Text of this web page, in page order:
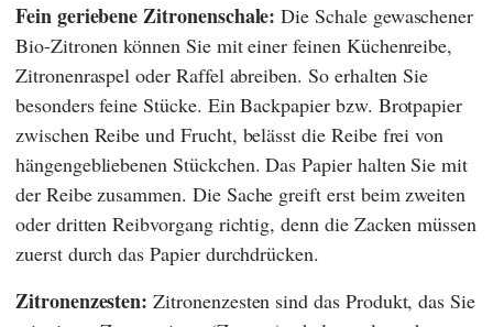
Fein geriebene Zitronenschale: Die Schale gewaschener
Bio-Zitronen können Sie mit einer feinen Küchenreibe,
Zitronenraspel oder Raffel abreiben. So erhalten Sie
besonders feine Stücke. Ein Backpapier bzw. Brotpapier
zwischen Reibe und Frucht, belässt die Reibe frei von
hängengebliebenen Stückchen. Das Papier halten Sie mit
der Reibe zusammen. Die Sache greift erst beim zweiten
oder dritten Reibvorgang richtig, denn die Zacken müssen
zuerst durch das Papier durchdrücken.
Zitronenzesten: Zitronenzesten sind das Produkt, das Sie